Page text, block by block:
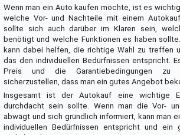
Wenn man ein Auto kaufen möchte, ist es
welche Vor- und Nachteile mit einem
sollte sich auch darüber im Klaren sein,
benötigt und welche Funktionen es haben
kann dabei helfen, die richtige Wahl zu treffen
das den individuellen Bedürfnissen entspricht.
Preis und die Garantiebedingungen zu
sicherzustellen, dass man ein gutes Angebot
Insgesamt ist der Autokauf eine wichtige
durchdacht sein sollte. Wenn man die Vor-
abwägt und sich gründlich informiert, kann man
individuellen Bedürfnissen entspricht und ein